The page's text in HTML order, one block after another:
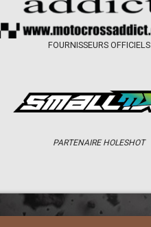
FOURNISSEURS OFFICIELS
PARTENAIRE HOLESHOT